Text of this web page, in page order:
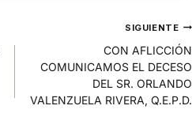
SIGUIENTE
CON AFLICCIÓN
COMUNICAMOS EL DECESO
DEL SR. ORLANDO
VALENZUELA RIVERA, Q.E.P.D.